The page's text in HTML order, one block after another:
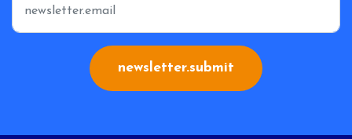
newsletter.submit